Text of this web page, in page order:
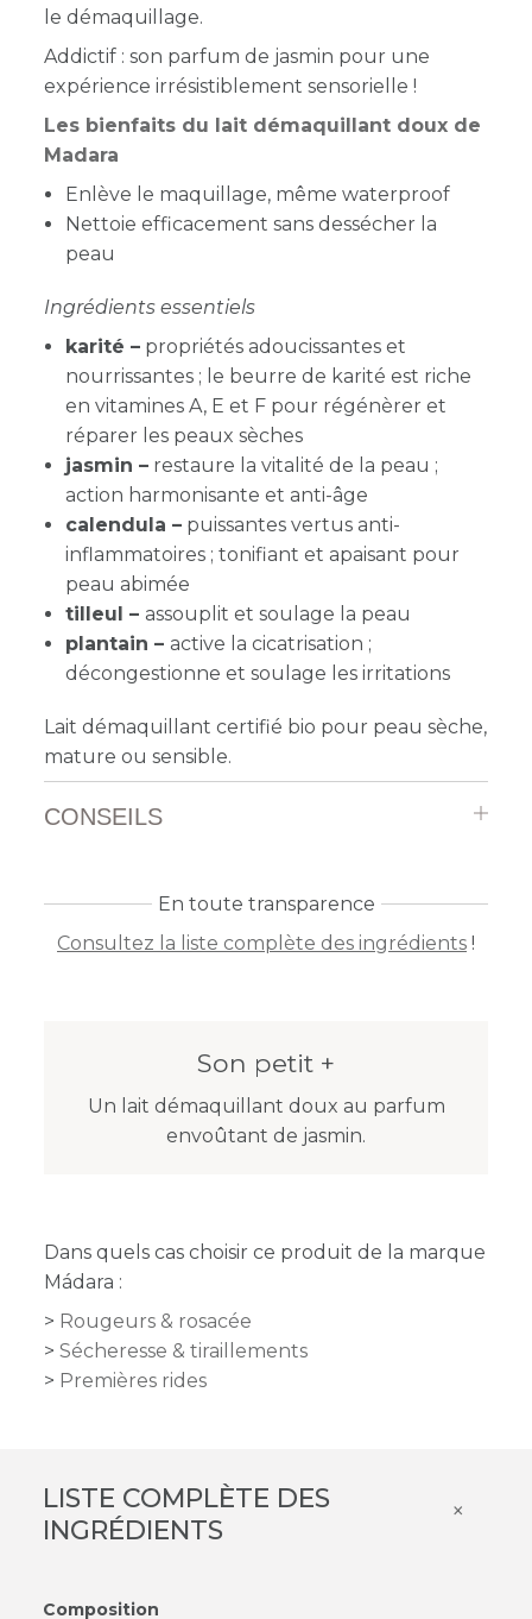
le démaquillage.
Addictif : son parfum de jasmin pour une
expérience irrésistiblement sensorielle !
Les bienfaits du lait démaquillant doux de
Madara
Enlève le maquillage, même waterproof
Nettoie efficacement sans dessécher la
peau
Ingrédients essentiels
karité – propriétés adoucissantes et
nourrissantes ; le beurre de karité est riche
en vitamines A, E et F pour régénèrer et
réparer les peaux sèches
jasmin – restaure la vitalité de la peau ;
action harmonisante et anti-âge
calendula – puissantes vertus anti-
inflammatoires ; tonifiant et apaisant pour
peau abimée
tilleul – assouplit et soulage la peau
plantain – active la cicatrisation ;
décongestionne et soulage les irritations
Lait démaquillant certifié bio pour peau sèche,
mature ou sensible.
CONSEILS
En toute transparence
Consultez la liste complète des ingrédients !
Son petit +
Un lait démaquillant doux au parfum
envoûtant de jasmin.
Dans quels cas choisir ce produit de la marque
Mádara :
Rougeurs & rosacée
Sécheresse & tiraillements
Premières rides
LISTE COMPLÈTE DES
INGRÉDIENTS
×
Composition